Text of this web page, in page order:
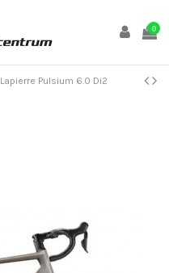
0
Lapierre Pulsium 6.0 Di2